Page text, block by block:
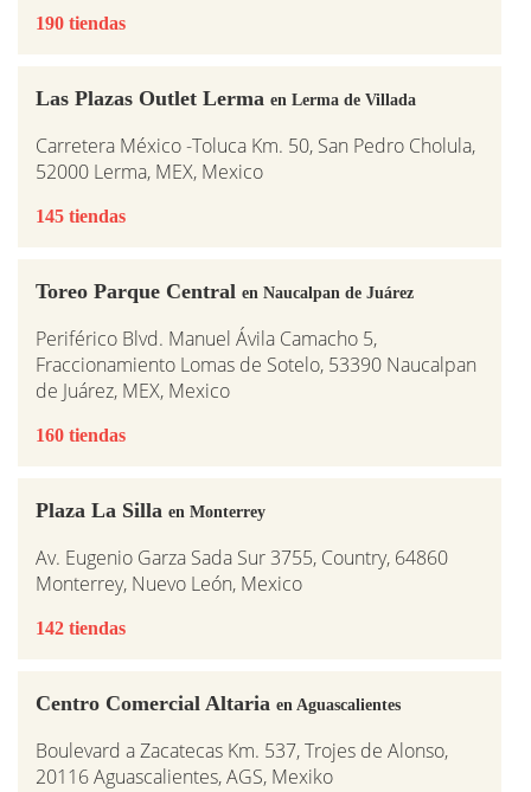
190 tiendas
Las Plazas Outlet Lerma en Lerma de Villada
Carretera México -Toluca Km. 50, San Pedro Cholula,
52000 Lerma, MEX, Mexico
145 tiendas
Toreo Parque Central en Naucalpan de Juárez
Periférico Blvd. Manuel Ávila Camacho 5,
Fraccionamiento Lomas de Sotelo, 53390 Naucalpan
de Juárez, MEX, Mexico
160 tiendas
Plaza La Silla en Monterrey
Av. Eugenio Garza Sada Sur 3755, Country, 64860
Monterrey, Nuevo León, Mexico
142 tiendas
Centro Comercial Altaria en Aguascalientes
Boulevard a Zacatecas Km. 537, Trojes de Alonso,
20116 Aguascalientes, AGS, Mexiko